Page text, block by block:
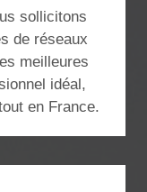
sollicitons
de réseaux
meilleures
idéal,
en France.